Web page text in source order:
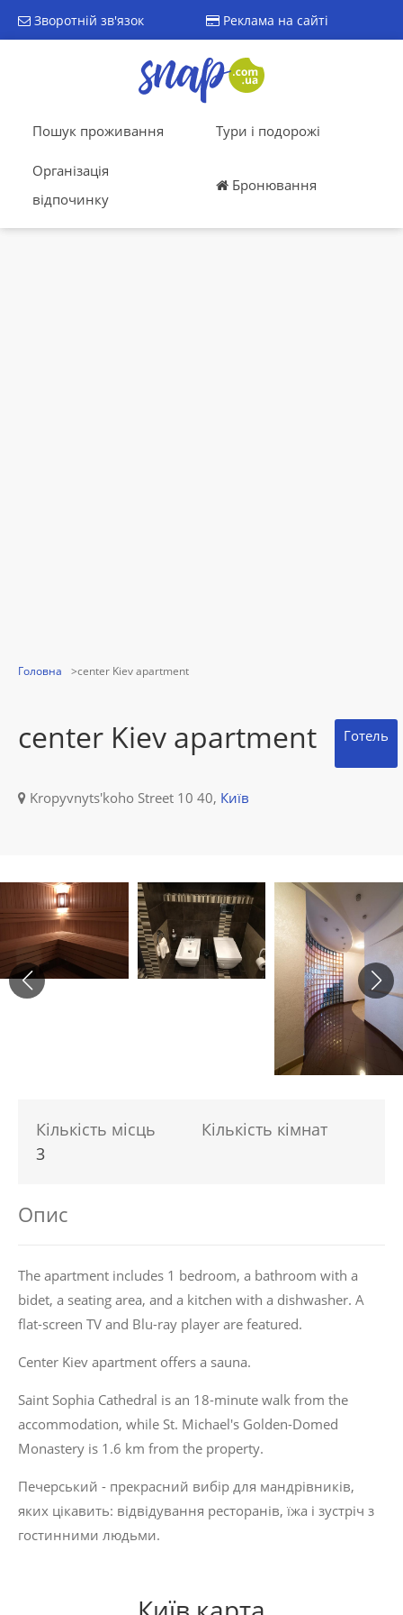
Зворотній зв'язок Реклама на сайті
Пошук проживання Тури і подорожі
Організація
відпочинку
Бронювання
Головна center Kiev apartment
center Kiev apartment Готель
Kropyvnyts'koho Street 10 40, Київ
Кількість місць
3
Кількість кімнат
Опис
The apartment includes 1 bedroom, a bathroom with a
bidet, a seating area, and a kitchen with a dishwasher. A
flat-screen TV and Blu-ray player are featured.
Center Kiev apartment offers a sauna.
Saint Sophia Cathedral is an 18-minute walk from the
accommodation, while St. Michael's Golden-Domed
Monastery is 1.6 km from the property.
Печерський - прекрасний вибір для мандрівників,
яких цікавить: відвідування ресторанів, їжа і зустріч з
гостинними людьми.